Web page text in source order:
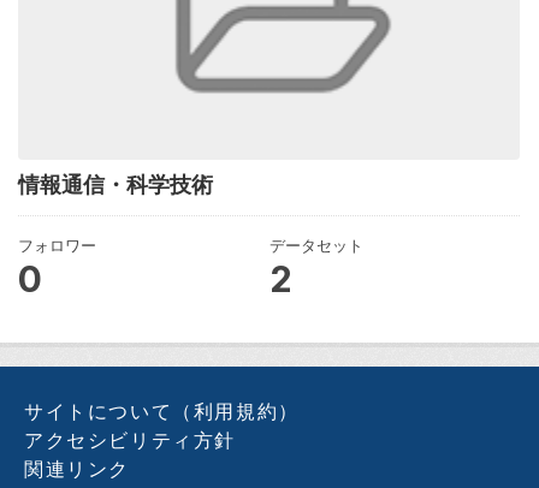
情報通信・科学技術
フォロワー
0
データセット
2
サイトについて（利用規約）
アクセシビリティ方針
関連リンク